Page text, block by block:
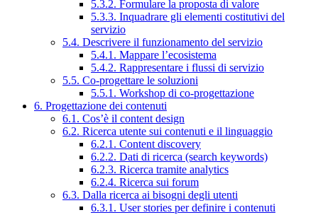
5.3.2. Formulare la proposta di valore
5.3.3. Inquadrare gli elementi costitutivi del
servizio
5.4. Descrivere il funzionamento del servizio
5.4.1. Mappare l’ecosistema
5.4.2. Rappresentare i flussi di servizio
5.5. Co-progettare le soluzioni
5.5.1. Workshop di co-progettazione
6. Progettazione dei contenuti
6.1. Cos’è il content design
6.2. Ricerca utente sui contenuti e il linguaggio
6.2.1. Content discovery
6.2.2. Dati di ricerca (search keywords)
6.2.3. Ricerca tramite analytics
6.2.4. Ricerca sui forum
6.3. Dalla ricerca ai bisogni degli utenti
6.3.1. User stories per definire i contenuti